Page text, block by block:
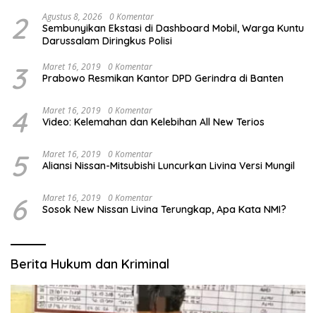
2 Agustus 8, 2026 0 Komentar
Sembunyikan Ekstasi di Dashboard Mobil, Warga Kuntu
Darussalam Diringkus Polisi
3 Maret 16, 2019 0 Komentar
Prabowo Resmikan Kantor DPD Gerindra di Banten
4 Maret 16, 2019 0 Komentar
Video: Kelemahan dan Kelebihan All New Terios
5 Maret 16, 2019 0 Komentar
Aliansi Nissan-Mitsubishi Luncurkan Livina Versi Mungil
6 Maret 16, 2019 0 Komentar
Sosok New Nissan Livina Terungkap, Apa Kata NMI?
Berita Hukum dan Kriminal